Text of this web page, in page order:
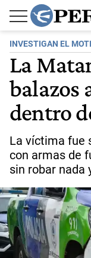
INVESTIGAN EL
La
balazos
dentro
La víctima fue
con armas de
sin robar nada